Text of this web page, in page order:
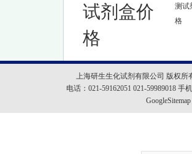
试剂盒价
格
测试
格
上海研生生化试剂有限公司 版权所
电话：021-59162051 021-59989018
GoogleSitemap